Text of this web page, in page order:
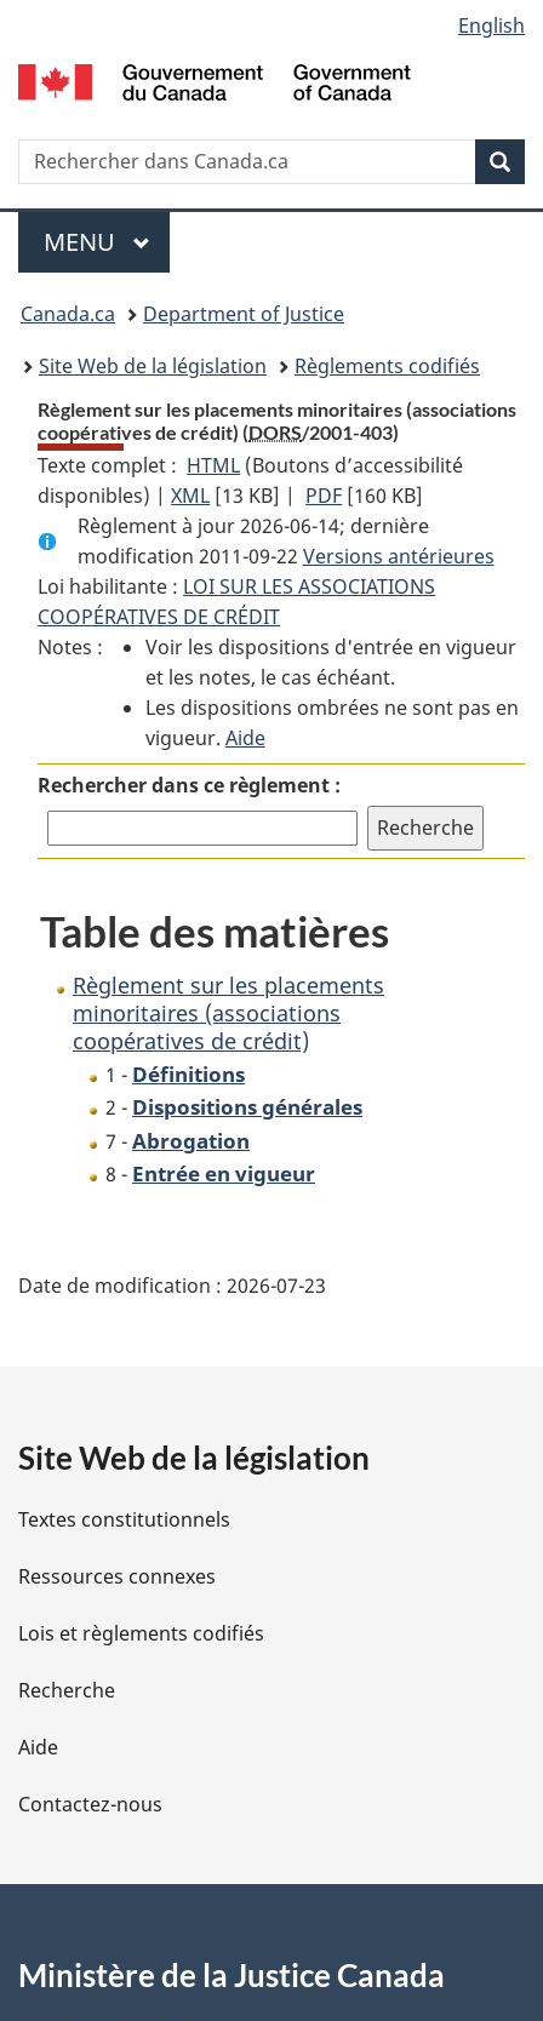
au
contenu
propos
de
la
HTML
simplifiée
selection
English
Recherche
Menu
MENU PRINCIPAL
You
are
here:
Canada.ca
Department of Justice
Site Web de la législation
Règlements codifiés
Règlement sur les placements minoritaires (associations
coopératives de crédit) (DORS/2001-403)
Texte complet : HTML Texte
complet
:
Règlement
sur
les
placements
minoritaires
(associations
coopératives
de
crédit)
(Boutons d’accessibilité
disponibles) |XML Texte
complet
:
Règlement
sur
les
placements
minoritaires
(associations
coopératives
de
[13 KB] | PDF Texte
complet
:
Règlement
les
placements
minoritaires
coopératives
crédit)
[160 KB]
Règlement à jour 2026-06-14; dernière
modification 2011-09-22 Versions antérieures
Loi habilitante : LOI SUR LES ASSOCIATIONS
COOPÉRATIVES DE CRÉDIT
Notes :
Voir les dispositions d'entrée en vigueur
et les notes, le cas échéant.
Les dispositions ombrées ne sont pas en
vigueur. Aide
Rechercher dans ce règlement :
Table des matières
Règlement sur les placements
minoritaires (associations
coopératives de crédit)
1 - Définitions
2 - Dispositions générales
7 -Abrogation
8 - Entrée en vigueur
é
i
l
s
d
e
l
a
e
Date de modification : 2026-07-23
Site Web de la législation
Textes constitutionnels
Ressources connexes
Lois et règlements codifiés
Recherche
Aide
Contactez-nous
Ministère de la Justice Canada